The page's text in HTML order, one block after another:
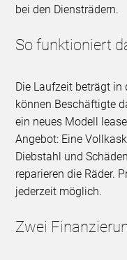
bei den Diensträdern.
So funktioniert
Die Laufzeit beträgt in
können Beschäftigte
ein neues Modell
Angebot: Eine
Diebstahl und
reparieren die Räder.
jederzeit möglich.
Zwei